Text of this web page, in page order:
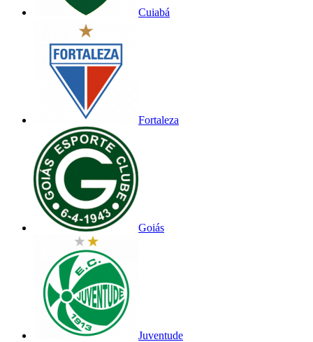
Cuiabá
Fortaleza
Goiás
Juventude